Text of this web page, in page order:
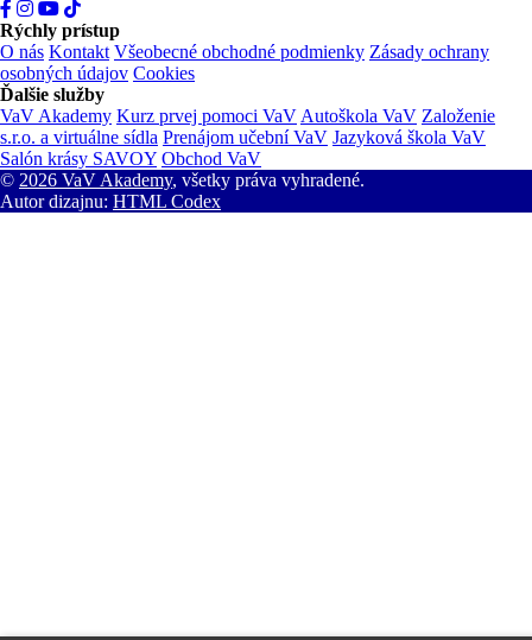
Rýchly prístup
O nás Kontakt Všeobecné obchodné podmienky Zásady ochrany
osobných údajov Cookies
Ďalšie služby
VaV Akademy Kurz prvej pomoci VaV Autoškola VaV Založenie
s.r.o. a virtuálne sídla Prenájom učební VaV Jazyková škola VaV
Salón krásy SAVOY Obchod VaV
© 2026 VaV Akademy, všetky práva vyhradené.
Autor dizajnu: HTML Codex